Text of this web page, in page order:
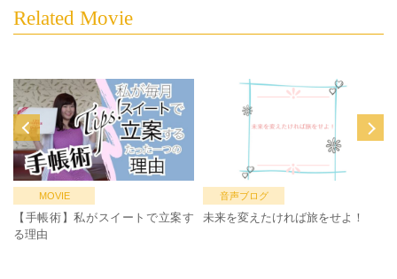
Related Movie
MOVIE
【手帳術】私がスイートで立案す
る理由
音声ブログ
未来を変えたければ旅をせよ！